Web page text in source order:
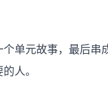
单元故事，最后
人。